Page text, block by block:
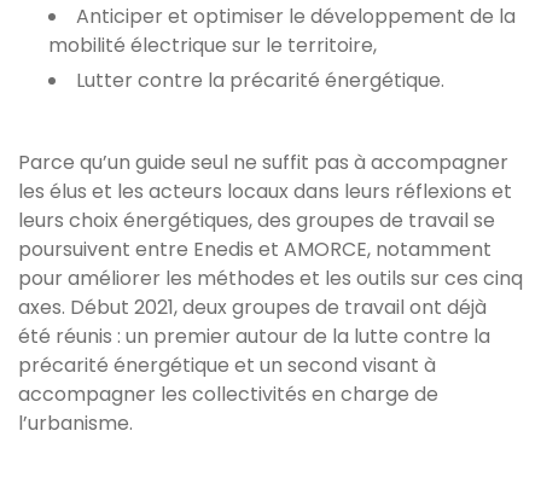
Anticiper et optimiser le développement de la
mobilité électrique sur le territoire,
Lutter contre la précarité énergétique.
Parce qu’un guide seul ne suffit pas à accompagner
les élus et les acteurs locaux dans leurs réflexions et
leurs choix énergétiques, des groupes de travail se
poursuivent entre Enedis et AMORCE, notamment
pour améliorer les méthodes et les outils sur ces cinq
axes. Début 2021, deux groupes de travail ont déjà
été réunis : un premier autour de la lutte contre la
précarité énergétique et un second visant à
accompagner les collectivités en charge de
l’urbanisme.